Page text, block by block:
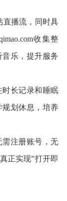
直播流，同时具
收集整
乐，提升服务
长记录和睡眠
划休息，培养
注册账号，无
正实现”打开即